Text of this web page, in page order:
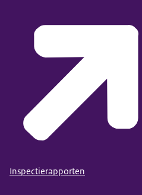
Inspectierapporten